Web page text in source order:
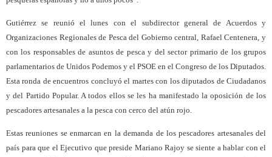
Gutiérrez se reunió el lunes con el subdirector general de Acuerdos y
Organizaciones Regionales de Pesca del Gobierno central, Rafael Centenera, y
con los responsables de asuntos de pesca y del sector primario de los grupos
parlamentarios de Unidos Podemos y el PSOE en el Congreso de los Diputados.
Esta ronda de encuentros concluyó el martes con los diputados de Ciudadanos
y del Partido Popular. A todos ellos se les ha manifestado la oposición de los
pescadores artesanales a la pesca con cerco del atún rojo.
Estas reuniones se enmarcan en la demanda de los pescadores artesanales del
país para que el Ejecutivo que preside Mariano Rajoy se siente a hablar con el